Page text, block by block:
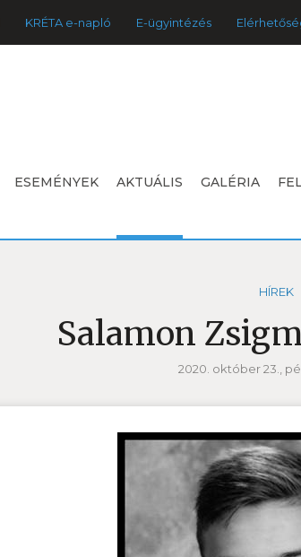
KRÉTA e-napló E-ügyintézés
ESEMÉNYEK AKTUÁLIS GALÉRIA
HÍREK
Salamon
2020. október 23.,